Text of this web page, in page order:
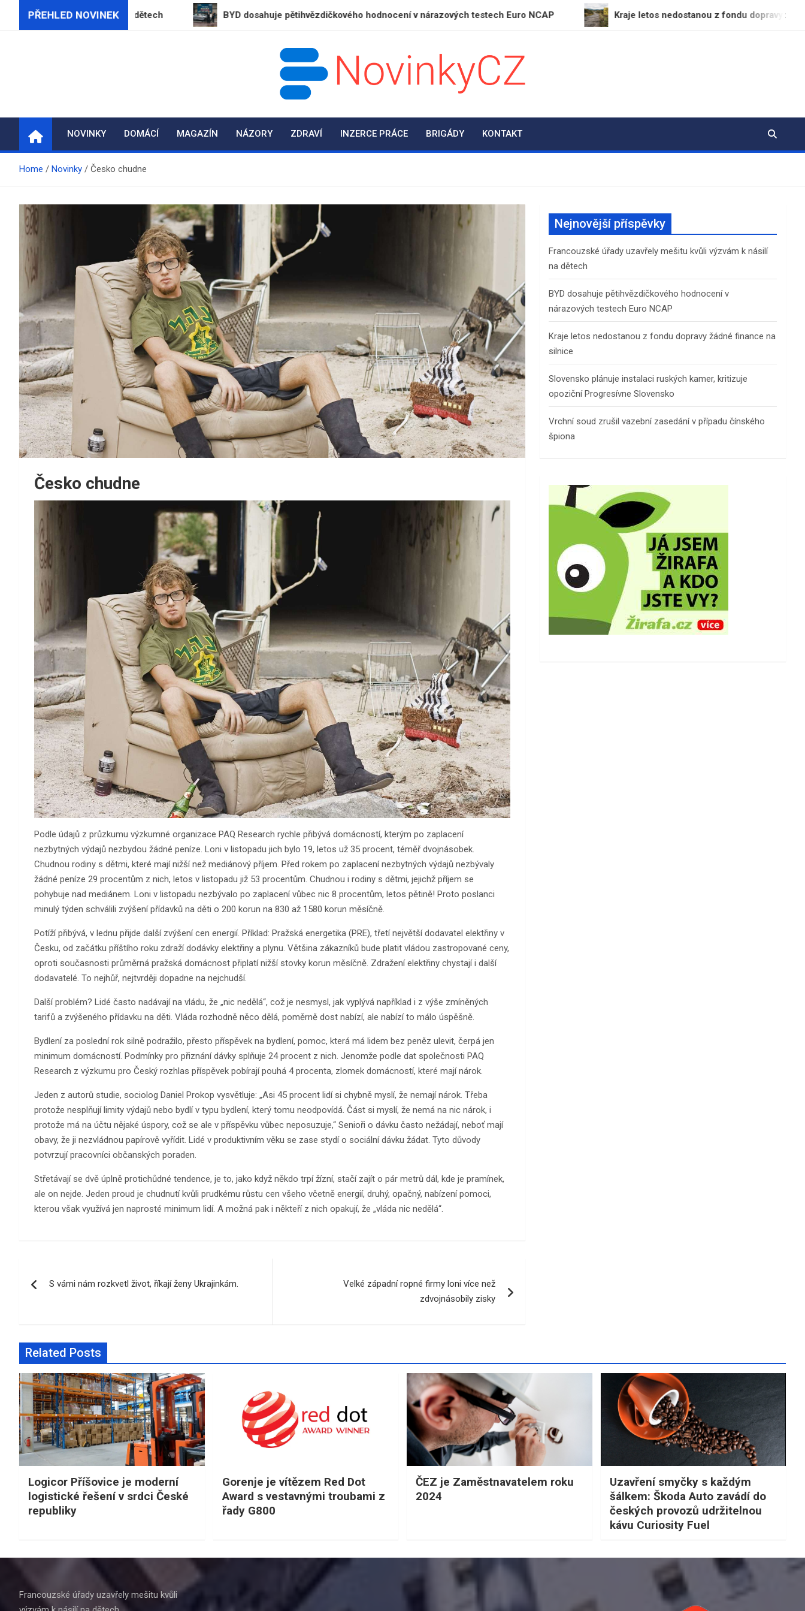
PŘEHLED NOVINEK
k násilí na dětech BYD dosahuje pětihvězdičkového hodnocení v nárazových testech Euro NCAP Kraje letos nedostanou z fondu dopravy žádné finance na
NovinkyCZ.cz
NOVINKY DOMÁCÍ MAGAZÍN NÁZORY ZDRAVÍ INZERCE PRÁCE BRIGÁDY KONTAKT
Home Novinky Česko chudne
Česko chudne
Podle údajů z průzkumu výzkumné organizace PAQ Research rychle přibývá domácností, kterým po zaplacení
nezbytných výdajů nezbydou žádné peníze. Loni v listopadu jich bylo 19, letos už 35 procent, téměř dvojnásobek.
Chudnou rodiny s dětmi, které mají nižší než mediánový příjem. Před rokem po zaplacení nezbytných výdajů nezbývaly
žádné peníze 29 procentům z nich, letos v listopadu již 53 procentům. Chudnou i rodiny s dětmi, jejichž příjem se
pohybuje nad mediánem. Loni v listopadu nezbývalo po zaplacení vůbec nic 8 procentům, letos pětině! Proto poslanci
minulý týden schválili zvýšení přídavků na děti o 200 korun na 830 až 1580 korun měsíčně.
Potíží přibývá, v lednu přijde další zvýšení cen energií. Příklad: Pražská energetika (PRE), třetí největší dodavatel elektřiny v
Česku, od začátku příštího roku zdraží dodávky elektřiny a plynu. Většina zákazníků bude platit vládou zastropované ceny,
oproti současnosti průměrná pražská domácnost připlatí nižší stovky korun měsíčně. Zdražení elektřiny chystají i další
dodavatelé. To nejhůř, nejtvrději dopadne na nejchudší.
Další problém? Lidé často nadávají na vládu, že „nic nedělá“, což je nesmysl, jak vyplývá například i z výše zmíněných
tarifů a zvýšeného přídavku na děti. Vláda rozhodně něco dělá, poměrně dost nabízí, ale nabízí to málo úspěšně.
Bydlení za poslední rok silně podražilo, přesto příspěvek na bydlení, pomoc, která má lidem bez peněz ulevit, čerpá jen
minimum domácností. Podmínky pro přiznání dávky splňuje 24 procent z nich. Jenomže podle dat společnosti PAQ
Research z výzkumu pro Český rozhlas příspěvek pobírají pouhá 4 procenta, zlomek domácností, které mají nárok.
Jeden z autorů studie, sociolog Daniel Prokop vysvětluje: „Asi 45 procent lidí si chybně myslí, že nemají nárok. Třeba
protože nesplňují limity výdajů nebo bydlí v typu bydlení, který tomu neodpovídá. Část si myslí, že nemá na nic nárok, i
protože má na účtu nějaké úspory, což se ale v příspěvku vůbec neposuzuje,“ Senioři o dávku často nežádají, neboť mají
obavy, že ji nezvládnou papírově vyřídit. Lidé v produktivním věku se zase stydí o sociální dávku žádat. Tyto důvody
potvrzují pracovníci občanských poraden.
Střetávají se dvě úplně protichůdné tendence, je to, jako když někdo trpí žízní, stačí zajít o pár metrů dál, kde je pramínek,
ale on nejde. Jeden proud je chudnutí kvůli prudkému růstu cen všeho včetně energií, druhý, opačný, nabízení pomoci,
kterou však využívá jen naprosté minimum lidí. A možná pak i někteří z nich opakují, že „vláda nic nedělá“.
pro
příspěvek
S vámi nám rozkvetl život, říkají ženy Ukrajinkám.
Velké západní ropné firmy loni více než
zdvojnásobily zisky
Nejnovější příspěvky
Francouzské úřady uzavřely mešitu kvůli výzvám k násilí
na dětech
BYD dosahuje pětihvězdičkového hodnocení v
nárazových testech Euro NCAP
Kraje letos nedostanou z fondu dopravy žádné finance na
silnice
Slovensko plánuje instalaci ruských kamer, kritizuje
opoziční Progresívne Slovensko
Vrchní soud zrušil vazební zasedání v případu čínského
špiona
Related Posts
Logicor Příšovice je moderní
logistické řešení v srdci České
republiky
Gorenje je vítězem Red Dot
Award s vestavnými troubami z
řady G800
ČEZ je Zaměstnavatelem roku
2024
Uzavření smyčky s každým
šálkem: Škoda Auto zavádí do
českých provozů udržitelnou
kávu Curiosity Fuel
Francouzské úřady uzavřely mešitu kvůli